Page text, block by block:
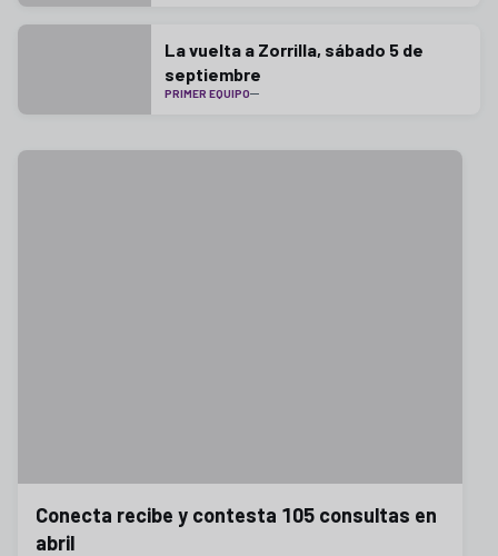
La vuelta a Zorrilla, sábado 5 de
septiembre
PRIMER EQUIPO
Conecta recibe y contesta 105 consultas en
abril